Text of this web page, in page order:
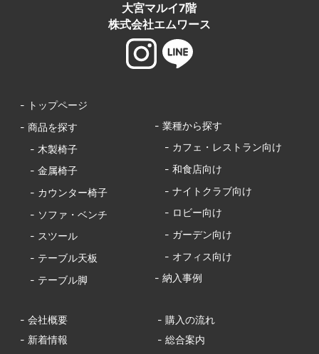
大宮マルイ7階
株式会社エムワース
- トップページ
- 商品を探す
- 木製椅子
- 金属椅子
- カウンター椅子
- ソファ・ベンチ
- スツール
- テーブル天板
- テーブル脚
- 業種から探す
- カフェ・レストラン向け
- 和食店向け
- ナイトクラブ向け
- ロビー向け
- ガーデン向け
- オフィス向け
- 納入事例
- 会社概要
- 購入の流れ
- 新着情報
- 総合案内